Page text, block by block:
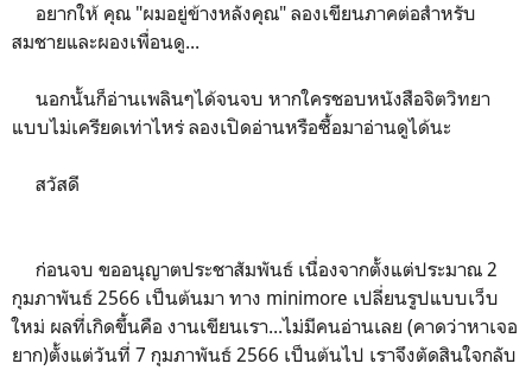
อยากให้ คุณ "ผมอยู่ข้างหลังคุณ" ลองเขียนภาคต่อสำหรับ
สมชายและผองเพื่อนดู...
นอกนั้นก็อ่านเพลินๆได้จนจบ หากใครชอบหนังสือจิตวิทยา
แบบไม่เครียดเท่าไหร่ ลองเปิดอ่านหรือซื้อมาอ่านดูได้นะ
สวัสดี
ก่อนจบ ขออนุญาตประชาสัมพันธ์ เนื่องจากตั้งแต่ประมาณ 2
กุมภาพันธ์ 2566 เป็นต้นมา ทาง minimore เปลี่ยนรูปแบบเว็บ
ใหม่ ผลที่เกิดขึ้นคือ งานเขียนเรา...ไม่มีคนอ่านเลย (คาดว่าหาเจอ
ยาก)ตั้งแต่วันที่ 7 กุมภาพันธ์ 2566 เป็นต้นไป เราจึงตัดสินใจกลับ